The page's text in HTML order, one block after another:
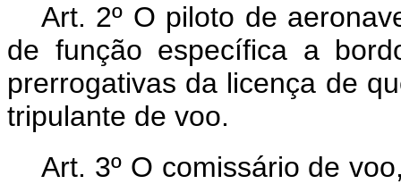
Art. 2º O piloto de
de função específica a
prerrogativas da licença de
tripulante de voo.
Art. 3º O comissário de